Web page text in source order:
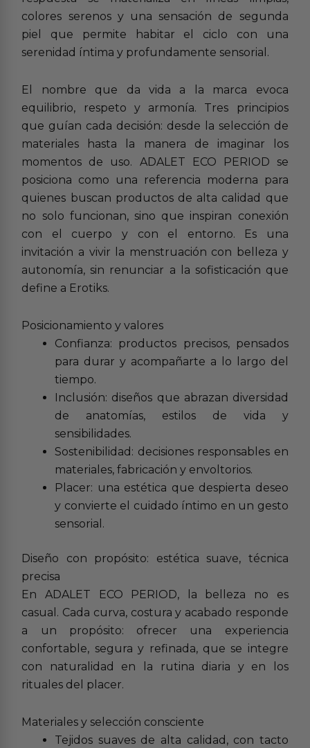
colores serenos y una sensación de segunda
piel que permite habitar el ciclo con una
serenidad íntima y profundamente sensorial.
El nombre que da vida a la marca evoca
equilibrio, respeto y armonía. Tres principios
que guían cada decisión: desde la selección de
materiales hasta la manera de imaginar los
momentos de uso. ADALET ECO PERIOD se
posiciona como una referencia moderna para
quienes buscan productos de alta calidad que
no solo funcionan, sino que inspiran conexión
con el cuerpo y con el entorno. Es una
invitación a vivir la menstruación con belleza y
autonomía, sin renunciar a la sofisticación que
define a Erotiks.
Posicionamiento y valores
Confianza: productos precisos, pensados
para durar y acompañarte a lo largo del
tiempo.
Inclusión: diseños que abrazan diversidad
de anatomías, estilos de vida y
sensibilidades.
Sostenibilidad: decisiones responsables en
materiales, fabricación y envoltorios.
Placer: una estética que despierta deseo
y convierte el cuidado íntimo en un gesto
sensorial.
Diseño con propósito: estética suave, técnica
precisa
En ADALET ECO PERIOD, la belleza no es
casual. Cada curva, costura y acabado responde
a un propósito: ofrecer una experiencia
confortable, segura y refinada, que se integre
con naturalidad en la rutina diaria y en los
rituales del placer.
Materiales y selección consciente
Tejidos suaves de alta calidad, con tacto